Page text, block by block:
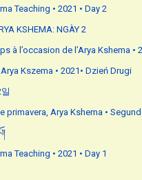
Teaching • 2021 • Day 2
KSHEMA: NGÀY 2
à l’occasion de l’Arya Kshema •
Kszema • 2021• Dzień Drugi
primavera, Arya Kshema •
Teaching • 2021 • Day 1